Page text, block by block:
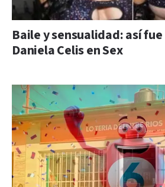
Baile y sensualidad: así
Daniela Celis en Sex